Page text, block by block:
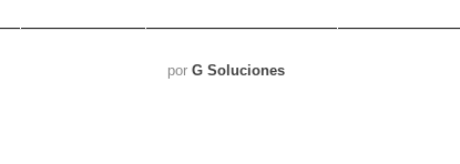
por G Soluciones